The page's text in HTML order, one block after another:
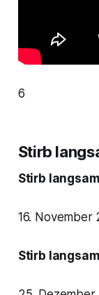
6
Stirb
Stirb
16. November
Stirb